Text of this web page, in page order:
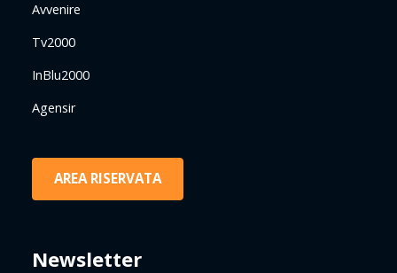
Avvenire
Tv2000
InBlu2000
Agensir
AREA RISERVATA
Newsletter